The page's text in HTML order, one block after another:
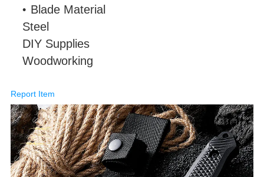
Blade Material
Steel
DIY Supplies
Woodworking
Report Item